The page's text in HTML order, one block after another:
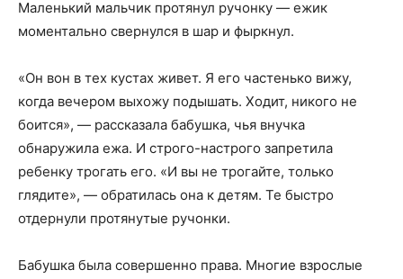
Маленький мальчик протянул ручонку — ежик
моментально свернулся в шар и фыркнул.
«Он вон в тех кустах живет. Я его частенько вижу,
когда вечером выхожу подышать. Ходит, никого не
боится», — рассказала бабушка, чья внучка
обнаружила ежа. И строго-настрого запретила
ребенку трогать его. «И вы не трогайте, только
глядите», — обратилась она к детям. Те быстро
отдернули протянутые ручонки.
Бабушка была совершенно права. Многие взрослые